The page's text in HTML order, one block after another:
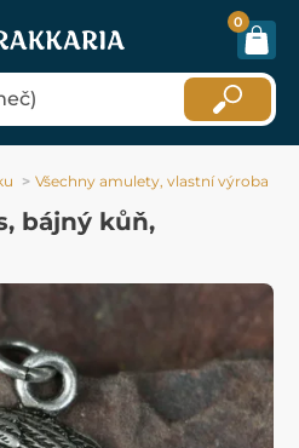
0
Všechny amulety, vlastní výroba
bájný kůň,